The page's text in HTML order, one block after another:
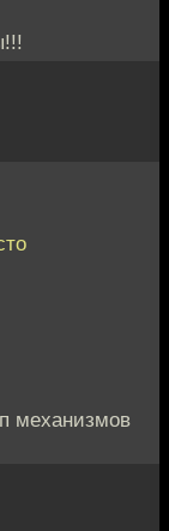
механизмов